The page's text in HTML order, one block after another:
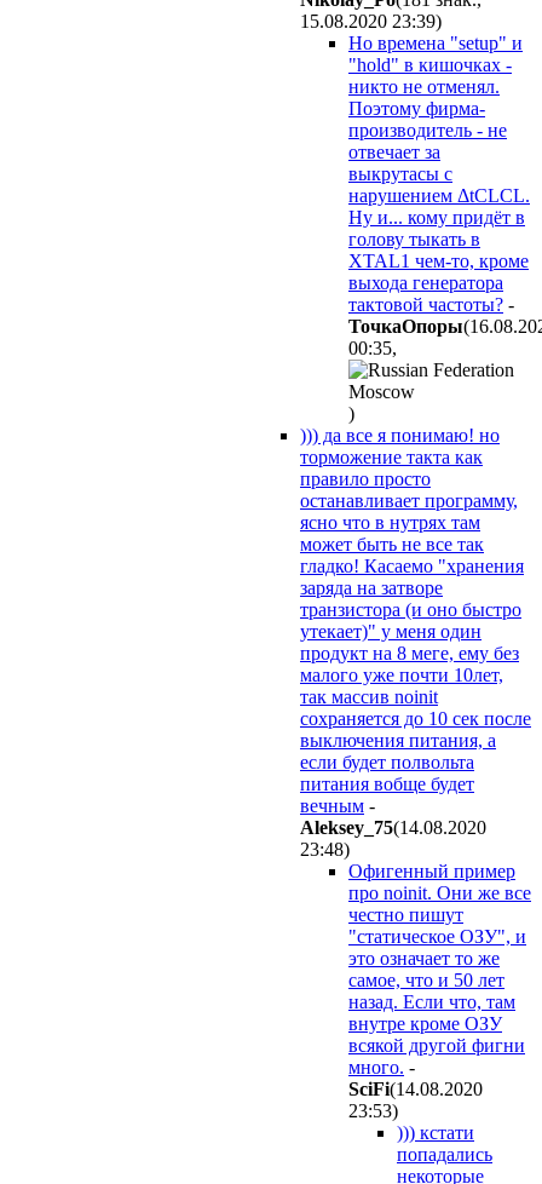
15.08.2020 23:39)
Но времена "setup" и
"hold" в кишочках -
никто не отменял.
Поэтому фирма-
производитель - не
отвечает за
выкрутасы с
нарушением ΔtCLCL.
Ну и... кому придёт в
голову тыкать в
XTAL1 чем-то, кроме
выхода генератора
тактовой частоты? -
ToчкaOпopы
00:35,
)
))) да все я понимаю! но
торможение такта как
правило просто
останавливает программу,
ясно что в нутрях там
может быть не все так
гладко! Касаемо "хранения
заряда на затворе
транзистора (и оно быстро
утекает)" у меня один
продукт на 8 меге, ему без
малого уже почти 10лет,
так массив noinit
сохраняется до 10 сек после
выключения питания, а
если будет полвольта
питания вобще будет
вечным -
Aleksey_75(14.08.2020
23:48)
Офигенный пример
про noinit. Они же все
честно пишут
"статическое ОЗУ", и
это означает то же
самое, что и 50 лет
назад. Если что, там
внутре кроме ОЗУ
всякой другой фигни
много. -
SciFi(14.08.2020
23:53)
))) кстати
попадались
некоторые